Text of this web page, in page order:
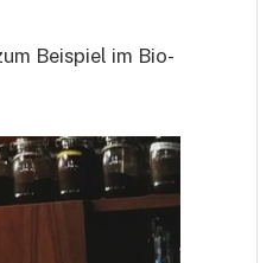
Beispiel im Bio-